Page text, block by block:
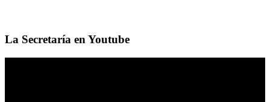
La Secretaría en Youtube